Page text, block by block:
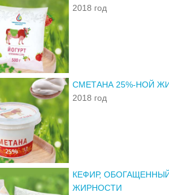
2018 год
СМЕТАНА 25%-НОЙ
2018 год
КЕФИР,
ЖИРНОСТИ